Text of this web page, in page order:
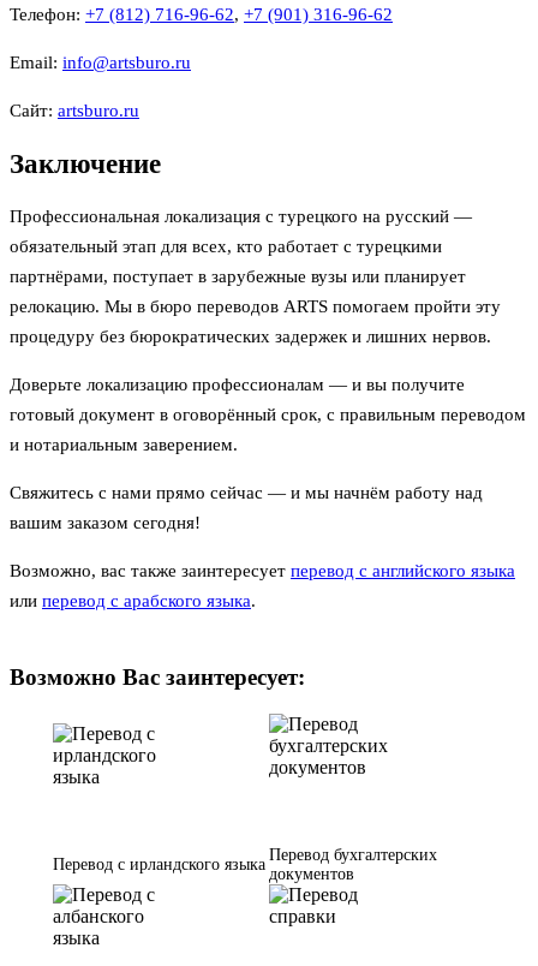
Телефон: +7 (812) 716-96-62, +7 (901) 316-96-62
Email: info@artsburo.ru
Сайт: artsburo.ru
Заключение
Профессиональная локализация с турецкого на русский —
обязательный этап для всех, кто работает с турецкими
партнёрами, поступает в зарубежные вузы или планирует
релокацию. Мы в бюро переводов ARTS помогаем пройти эту
процедуру без бюрократических задержек и лишних нервов.
Доверьте локализацию профессионалам — и вы получите
готовый документ в оговорённый срок, с правильным переводом
и нотариальным заверением.
Свяжитесь с нами прямо сейчас — и мы начнём работу над
вашим заказом сегодня!
Возможно, вас также заинтересует перевод с английского языка
или перевод с арабского языка.
Возможно Вас заинтересует:
Перевод с ирландского языка
Перевод бухгалтерских
документов